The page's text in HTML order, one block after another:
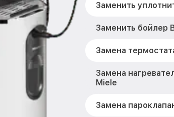
Заменить
Заменить бойлер
Замена
Замена
Miele
Замена